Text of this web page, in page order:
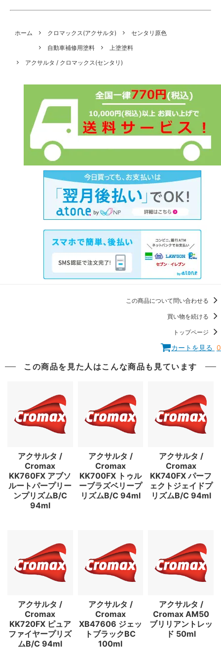
ホーム クロマックス(アクサルタ)
センタリ原色
自動車補修用塗料
上塗塗料
アクサルタ / クロマックス(センタリ)
この商品について問い合わせる
買い物を続ける
トップページ
カートを見る 0
この商品を見た人はこんな商品も見ています
アクサルタ /
Cromax
KK760FX アブソ
ルートパープリー
ンプリズムB/C
94ml
アクサルタ /
Cromax
KK700FX トゥル
ーブラズベリープ
リズムB/C 94ml
アクサルタ /
Cromax
KK740FX パーフ
ェクトジェイドプ
リズムB/C 94ml
アクサルタ /
Cromax
KK720FX ピュア
ファイヤープリズ
ムB/C 94ml
アクサルタ /
Cromax
XB47606 ジェッ
トブラックBC
100ml
アクサルタ /
Cromax AM50
ブリリアントレッ
ド 50ml